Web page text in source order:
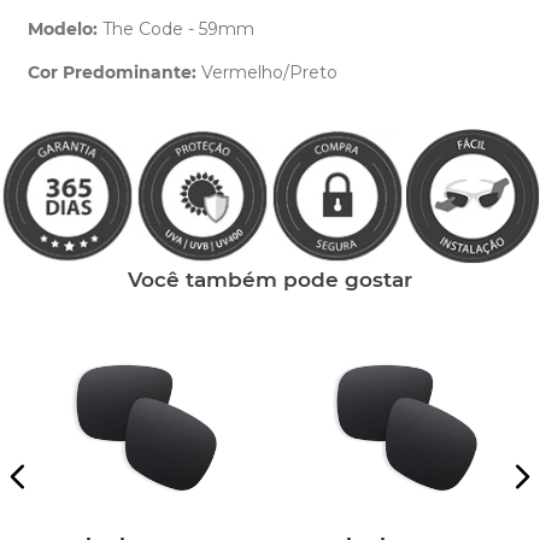
Modelo: The Code - 59mm
Cor Predominante: Vermelho/Preto
Você também pode gostar